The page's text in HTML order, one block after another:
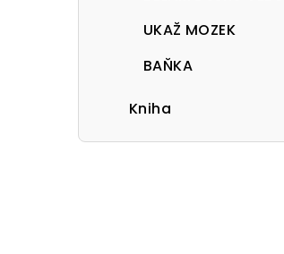
UKAŽ MOZEK
BAŇKA
Kniha